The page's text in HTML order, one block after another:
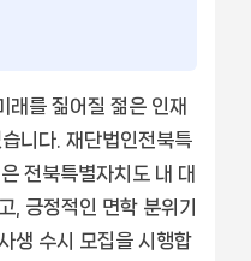
래를 짊어질 젊은 인재
니다. 재단법인전북특
전북특별자치도 내 대
, 긍정적인 면학 분위기
생 수시 모집을 시행합